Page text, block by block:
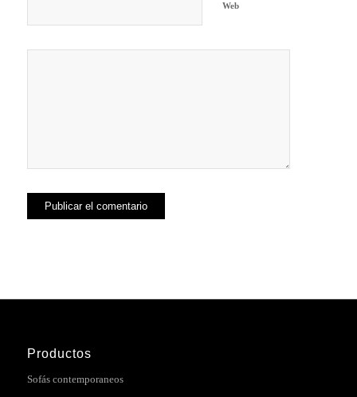
Web
Productos
Sofás contemporaneos